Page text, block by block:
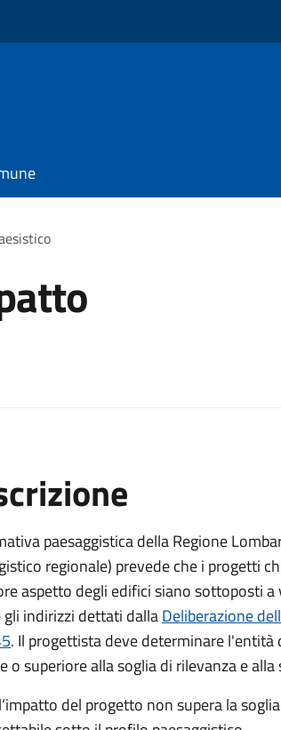
paesaggistica della Regione
regionale) prevede che i progetti
aspetto degli edifici siano sottoposti
gli indirizzi dettati dallaDeliberazione
. Il progettista deve determinare
o superiore alla soglia di rilevanza e
del progetto non supera la